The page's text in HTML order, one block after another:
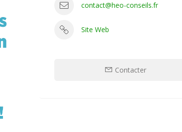
contact@heo-conseils.fr
Site Web
Contacter